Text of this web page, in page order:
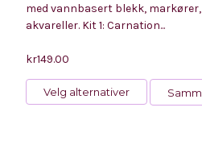
med vannbasert blekk,
akvareller. Kit 1: Carnation...
kr149.00
Velg alternativer